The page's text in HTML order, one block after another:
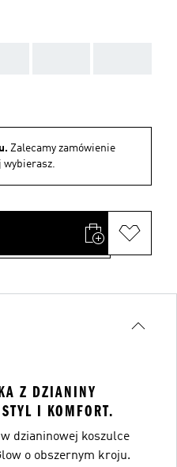
Zalecamy zamówienie
wybierasz.
Z DZIANINY
I KOMFORT.
dzianinowej koszulce
o obszernym kroju.